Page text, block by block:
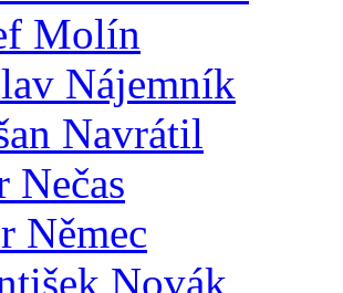
Molín
Nájemník
Navrátil
Nečas
Němec
Novák